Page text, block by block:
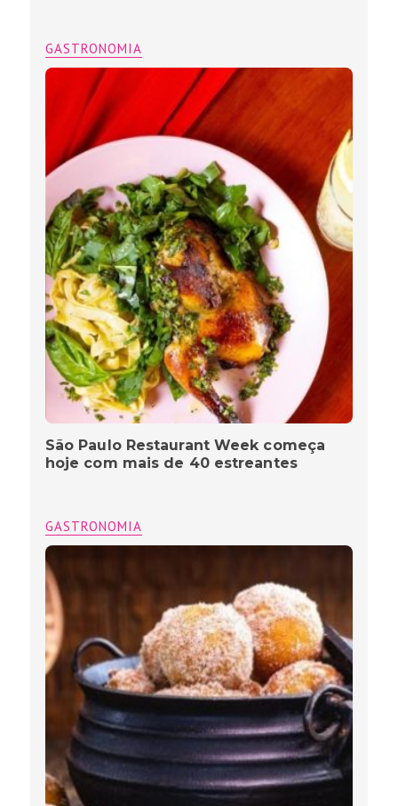
GASTRONOMIA
São Paulo Restaurant Week começa
hoje com mais de 40 estreantes
GASTRONOMIA